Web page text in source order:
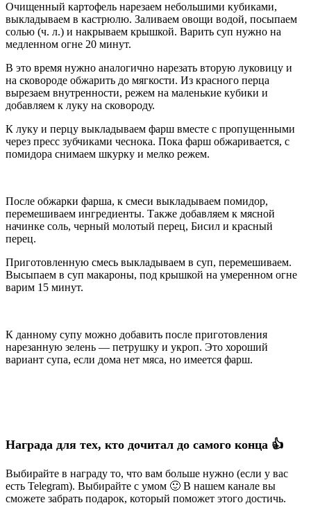
Очищенный картофель нарезаем небольшими кубиками,
выкладываем в кастрюлю. Заливаем овощи водой, посыпаем
солью (ч. л.) и накрываем крышкой. Варить суп нужно на
медленном огне 20 минут.
В это время нужно аналогично нарезать вторую луковицу и
на сковороде обжарить до мягкости. Из красного перца
вырезаем внутренности, режем на маленькие кубики и
добавляем к луку на сковороду.
К луку и перцу выкладываем фарш вместе с пропущенными
через пресс зубчиками чеснока. Пока фарш обжаривается, с
помидора снимаем шкурку и мелко режем.
После обжарки фарша, к смеси выкладываем помидор,
перемешиваем ингредиенты. Также добавляем к мясной
начинке соль, черный молотый перец, Бисил и красный
перец.
Приготовленную смесь выкладываем в суп, перемешиваем.
Высыпаем в суп макароны, под крышкой на умеренном огне
варим 15 минут.
К данному супу можно добавить после приготовления
нарезанную зелень — петрушку и укроп. Это хороший
вариант супа, если дома нет мяса, но имеется фарш.
Награда для тех, кто дочитал до самого конца 👍
Выбирайте в награду то, что вам больше нужно (если у вас
есть Telegram). Выбирайте с умом 🙂 В нашем канале вы
сможете забрать подарок, который поможет этого достичь.